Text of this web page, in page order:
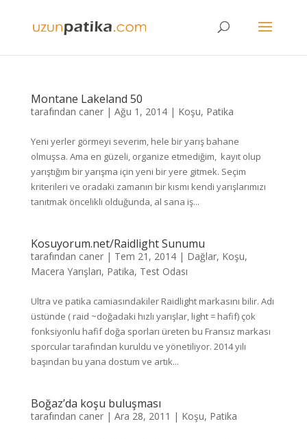
Montane Lakeland 50
tarafından caner| Ağu 1, 2014| Koşu, Patika
Yeni yerler görmeyi severim, hele bir yarış bahane
olmuşsa. Ama en güzeli, organize etmediğim, kayıt olup
yarıştığım bir yarışma için yeni bir yere gitmek. Seçim
kriterileri ve oradaki zamanın bir kısmı kendi yarışlarımızı
tanıtmak öncelikli olduğunda, al sana iş...
Kosuyorum.net/Raidlight Sunumu
tarafından caner| Tem 21, 2014| Dağlar, Koşu,
Macera Yarışları, Patika, Test Odası
Ultra ve patika camiasındakiler Raidlight markasını bilir. Adı
üstünde ( raid ~doğadaki hızlı yarışlar, light = hafif) çok
fonksiyonlu hafif doğa sporları üreten bu Fransız markası
sporcular tarafından kuruldu ve yönetiliyor. 2014 yılı
başından bu yana dostum ve artık...
Boğaz’da koşu buluşması
tarafından caner| Ara 28, 2011 | Koşu, Patika